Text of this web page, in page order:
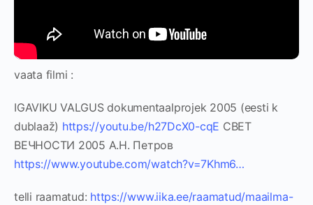
vaata filmi :
IGAVIKU VALGUS dokumentaalprojek 2005 (eesti k
dublaaž) https://youtu.be/h27DcX0-cqE СВЕТ
ВЕЧНОСТИ 2005 А.Н. Петров
https://www.youtube.com/watch?v=7Khm6…
telli raamatud: https://www.iika.ee/raamatud/maailma-